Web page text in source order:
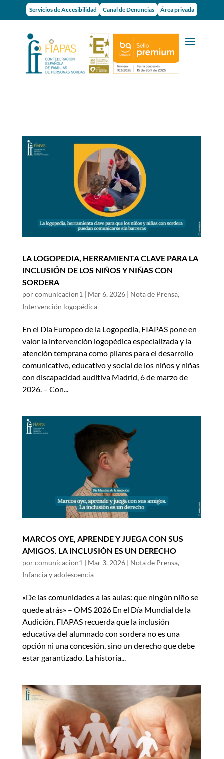
Servicios de Accesibilidad Canal de Denuncias Área privada
LA LOGOPEDIA, HERRAMIENTA CLAVE PARA LA
INCLUSIÓN DE LOS NIÑOS Y NIÑAS CON
SORDERA
porcomunicacion1 | Mar 6, 2026| Nota de Prensa,
Intervención logopédica
En el Día Europeo de la Logopedia, FIAPAS pone en
valor la intervención logopédica especializada y la
atención temprana como pilares para el desarrollo
comunicativo, educativo y social de los niños y niñas
con discapacidad auditiva Madrid, 6 de marzo de
2026. – Con...
MARCOS OYE, APRENDE Y JUEGA CON SUS
AMIGOS. LA INCLUSIÓN ES UN DERECHO
porcomunicacion1 | Mar 3, 2026| Nota de Prensa,
Infancia y adolescencia
«De las comunidades a las aulas: que ningún niño se
quede atrás» – OMS 2026 En el Día Mundial de la
Audición, FIAPAS recuerda que la inclusión
educativa del alumnado con sordera no es una
opción ni una concesión, sino un derecho que debe
estar garantizado. La historia...